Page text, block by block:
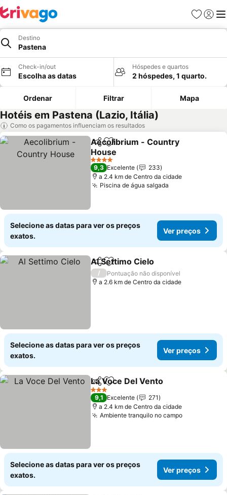
Favoritos
Iniciar
Destino
Pastena
Check-in/out
Escolha as datas
Hóspedes e quartos
2 hóspedes, 1 quarto.
Ordenar Filtrar Mapa
Hotéis em Pastena (Lazio, Itália)
Como os pagamentos influenciam os resultados
PartilharAdicionar aos favoritos
Aecolibrium - Country
House
Ver preços
4 Estrelas
9,3 Excelente
233
a 2.4 km de Centro da cidade
Piscina de água salgada
Selecione as datas para ver os preços
exatos.
Ver preços
PartilharAdicionar aos favoritos
Al Settimo Cielo
/
Pontuação não disponível
a 2.6 km de Centro da cidade
Selecione as datas para ver os preços
exatos.
Ver preços
PartilharAdicionar aos favoritos
La Voce Del Vento
3 Estrelas
9,1 Excelente
271
a 2.4 km de Centro da cidade
Ambiente tranquilo no campoVer preços
Selecione as datas para ver os preços
exatos.
Ver preços